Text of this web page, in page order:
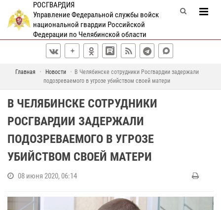
РОСГВАРДИЯ
Управление Федеральной службы войск
национальной гвардии Российской
Федерации по Челябинской области
Главная Новости
В Челябинске сотрудники Росгвардии задержали
подозреваемого в угрозе убийством своей матери
В ЧЕЛЯБИНСКЕ СОТРУДНИКИ
РОСГВАРДИИ ЗАДЕРЖАЛИ
ПОДОЗРЕВАЕМОГО В УГРОЗЕ
УБИЙСТВОМ СВОЕЙ МАТЕРИ
08 июня 2020, 06:14